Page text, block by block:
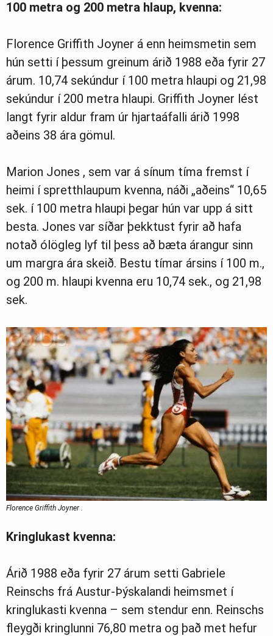
100 metra og 200 metra hlaup, kvenna:
Florence Griffith Joyner á enn heimsmetin sem
hún setti í þessum greinum árið 1988 eða fyrir 27
árum. 10,74 sekúndur í 100 metra hlaupi og 21,98
sekúndur í 200 metra hlaupi. Griffith Joyner lést
langt fyrir aldur fram úr hjartaáfalli árið 1998
aðeins 38 ára gömul.
Marion Jones , sem var á sínum tíma fremst í
heimi í spretthlaupum kvenna, náði „aðeins“ 10,65
sek. í 100 metra hlaupi þegar hún var upp á sitt
besta. Jones var síðar þekktust fyrir að hafa
notað ólögleg lyf til þess að bæta árangur sinn
um margra ára skeið. Bestu tímar ársins í 100 m.,
og 200 m. hlaupi kvenna eru 10,74 sek., og 21,98
sek.
Florence Griffith Joyner .
Kringlukast kvenna:
Árið 1988 eða fyrir 27 árum setti Gabriele
Reinschs frá Austur-Þýskalandi heimsmet í
kringlukasti kvenna – sem stendur enn. Reinschs
fleygði kringlunni 76,80 metra og það met hefur